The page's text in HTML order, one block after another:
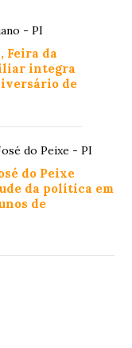
- PI
Feira da
integra
de
do Peixe - PI
do Peixe
da política em
de